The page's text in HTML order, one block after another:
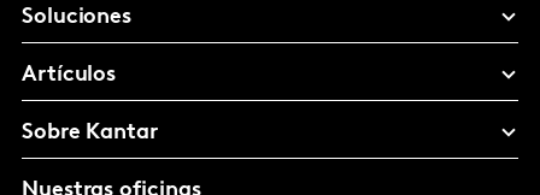
Soluciones
Artículos
Sobre Kantar